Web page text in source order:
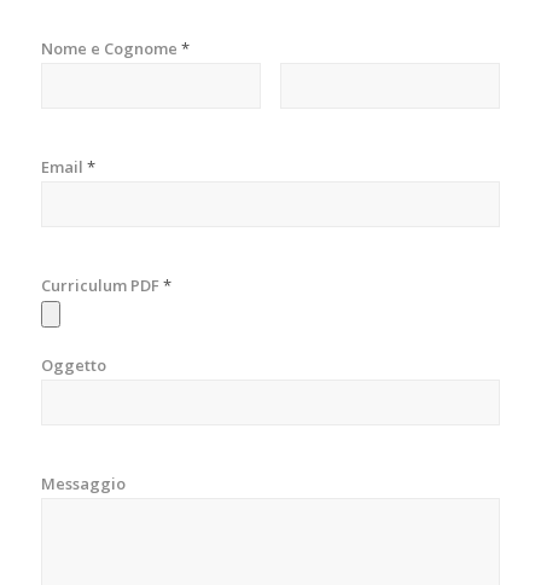
Nome e Cognome *
Email *
Curriculum PDF*
Oggetto
Messaggio